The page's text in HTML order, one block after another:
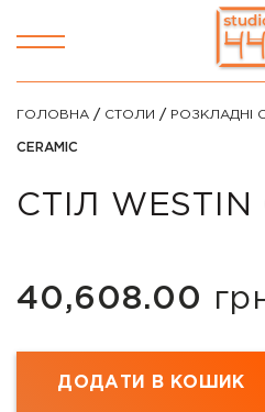
ГОЛОВНА / СТОЛИ / РОЗКЛАДНІ
CERAMIC
СТІЛ WESTIN
40,608.00
ДОДАТИ В КОШИК